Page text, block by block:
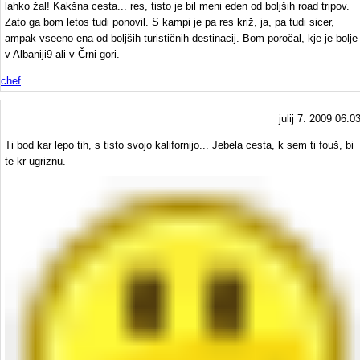
lahko žal! Kakšna cesta... res, tisto je bil meni eden od boljših road tripov.
Zato ga bom letos tudi ponovil. S kampi je pa res križ, ja, pa tudi sicer,
ampak vseeno ena od boljših turističnih destinacij. Bom poročal, kje je bolje
v Albaniji9 ali v Črni gori.
chef
julij 7. 2009 06:03
Ti bod kar lepo tih, s tisto svojo kalifornijo... Jebela cesta, k sem ti fouš, bi
te kr ugriznu.